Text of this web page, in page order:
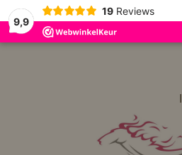
9,9
19 Reviews